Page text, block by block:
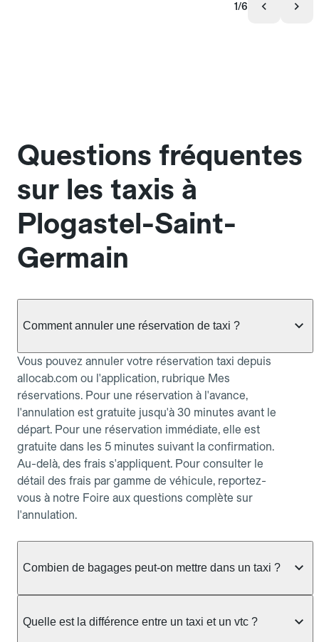
1/6
Questions fréquentes
sur les taxis à
Plogastel-Saint-
Germain
Comment annuler une réservation de taxi ?
Vous pouvez annuler votre réservation taxi depuis
allocab.com ou l'application, rubrique Mes
réservations. Pour une réservation à l'avance,
l'annulation est gratuite jusqu'à 30 minutes avant le
départ. Pour une réservation immédiate, elle est
gratuite dans les 5 minutes suivant la confirmation.
Au-delà, des frais s'appliquent. Pour consulter le
détail des frais par gamme de véhicule, reportez-
vous à notre Foire aux questions complète sur
l'annulation.
Combien de bagages peut-on mettre dans un taxi ?
taxi berline accueille en général jusqu'à 3 bagages
Quelle est la différence entre un taxi et un vtc ?